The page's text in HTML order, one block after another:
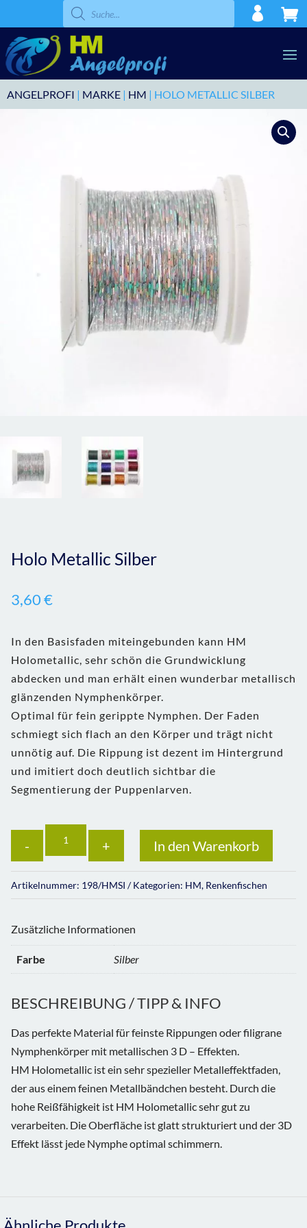
Products
search
ANGELPROFI | MARKE | HM | HOLO METALLIC SILBER
Holo Metallic Silber
3,60€
In den Basisfaden miteingebunden kann HM
Holometallic, sehr schön die Grundwicklung
abdecken und man erhält einen wunderbar metallisch
glänzenden Nymphenkörper.
Optimal für fein gerippte Nymphen. Der Faden
schmiegt sich flach an den Körper und trägt nicht
unnötig auf. Die Rippung ist dezent im Hintergrund
und imitiert doch deutlich sichtbar die
Segmentierung der Puppenlarven.
Anzahl
In den Warenkorb
Artikelnummer: 198/HMSI Kategorien: HM, Renkenfischen
Zusätzliche Informationen
Farbe Silber
BESCHREIBUNG / TIPP & INFO
Das perfekte Material für feinste Rippungen oder filigrane
Nymphenkörper mit metallischen 3 D – Effekten.
HM Holometallic ist ein sehr spezieller Metalleffektfaden,
der aus einem feinen Metallbändchen besteht. Durch die
hohe Reißfähigkeit ist HM Holometallic sehr gut zu
verarbeiten. Die Oberfläche ist glatt strukturiert und der 3D
Effekt lässt jede Nymphe optimal schimmern.